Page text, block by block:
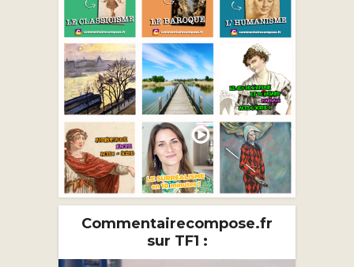
Commentairecompose.fr
sur TF1 :